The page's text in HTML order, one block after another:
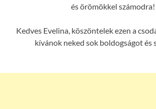
és örömökkel számodra!
Kedves Evelina, köszöntelek ezen a
kívánok neked sok boldogságot és